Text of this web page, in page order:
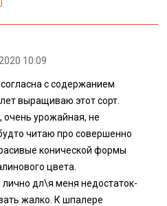
10:09
с содержанием
выращиваю этот сорт.
очень урожайная, не
читаю про совершенно
конической формы
цвета.
лично дл\я меня недостаток-
жалко. К шпалере